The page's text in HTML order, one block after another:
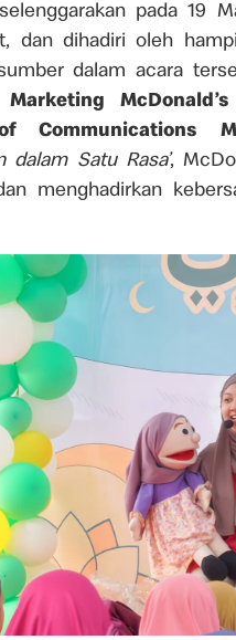
pada 19
dan dihadiri oleh
dalam acara
Communications
dalam Satu Rasa’,
menghadirkan